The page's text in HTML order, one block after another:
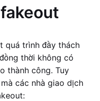
quá trình đầy thách
thời không có
thành công. Tuy
các nhà giao dịch